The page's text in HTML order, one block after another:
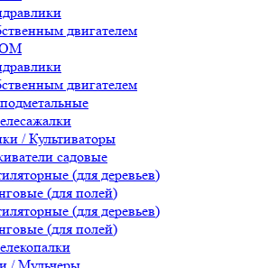
двигателем
двигателем
/ Культиваторы
садовые
(для деревьев)
(для полей)
(для деревьев)
(для полей)